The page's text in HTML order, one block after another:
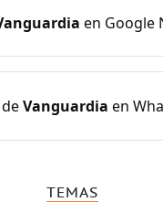
en Google
Vanguardia en
TEMAS